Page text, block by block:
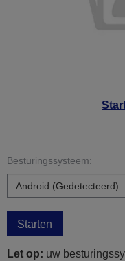
Besturingssysteem:
Starten
Let op: uw